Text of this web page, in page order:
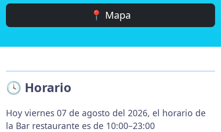
📍 Mapa
🕓 Horario
Hoy viernes 07 de agosto del 2026, el horario de
la Bar restaurante es de 10:00–23:00